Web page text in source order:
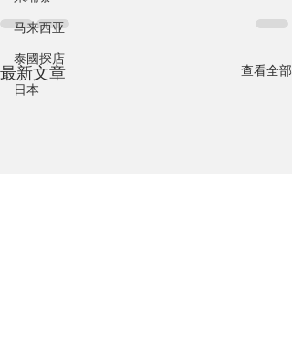
马来西亚
泰國探店
日本
最新文章 查看全部